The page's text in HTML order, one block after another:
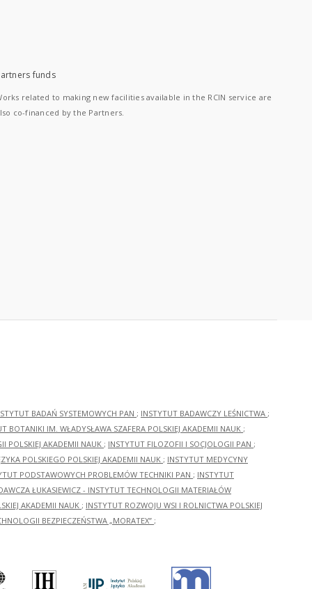
funds
related to making new facilities available in the RCIN service are
co-financed by the Partners.
BADAŃ SYSTEMOWYCH PAN ; INSTYTUT BADAWCZY LEŚNICTWA ;
BOTANIKI IM. WŁADYSŁAWA SZAFERA POLSKIEJ AKADEMII NAUK ;
POLSKIEJ AKADEMII NAUK ; INSTYTUT FILOZOFII I SOCJOLOGII PAN ;
POLSKIEGO POLSKIEJ AKADEMII NAUK ; INSTYTUT MEDYCYNY
PODSTAWOWYCH PROBLEMÓW TECHNIKI PAN ; INSTYTUT
ŁUKASIEWICZ - INSTYTUT TECHNOLOGII MATERIAŁÓW
AKADEMII NAUK ; INSTYTUT ROZWOJU WSI I ROLNICTWA POLSKIEJ
BEZPIECZEŃSTWA „MORATEX” ;